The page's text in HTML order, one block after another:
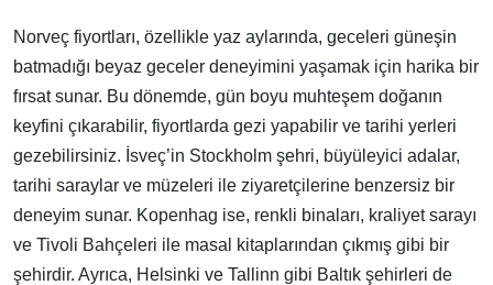
Norveç fiyortları, özellikle yaz aylarında, geceleri güneşin
batmadığı beyaz geceler deneyimini yaşamak için harika bir
fırsat sunar. Bu dönemde, gün boyu muhteşem doğanın
keyfini çıkarabilir, fiyortlarda gezi yapabilir ve tarihi yerleri
gezebilirsiniz. İsveç’in Stockholm şehri, büyüleyici adalar,
tarihi saraylar ve müzeleri ile ziyaretçilerine benzersiz bir
deneyim sunar. Kopenhag ise, renkli binaları, kraliyet sarayı
ve Tivoli Bahçeleri ile masal kitaplarından çıkmış gibi bir
şehirdir. Ayrıca, Helsinki ve Tallinn gibi Baltık şehirleri de